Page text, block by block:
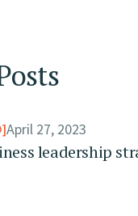
April 27, 2023
leadership